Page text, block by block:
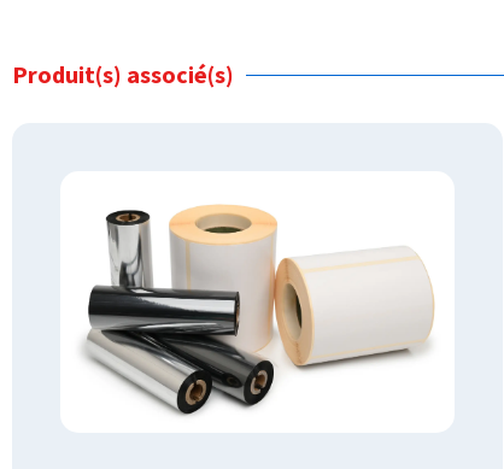
Produit(s) associé(s)